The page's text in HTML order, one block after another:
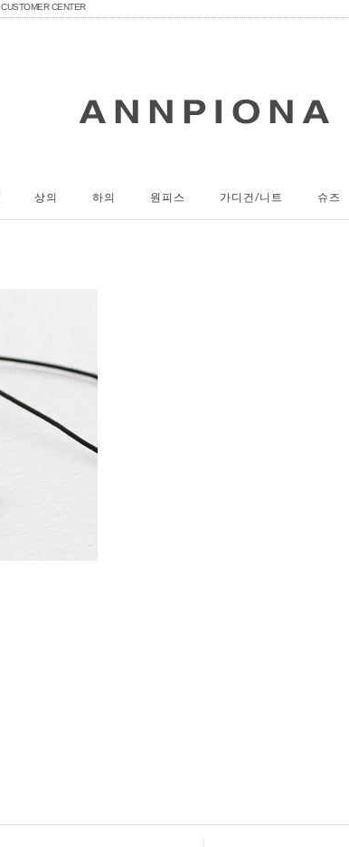
CUSTOMER CENTER
상의 하의 원피스 가디건/니트 슈즈